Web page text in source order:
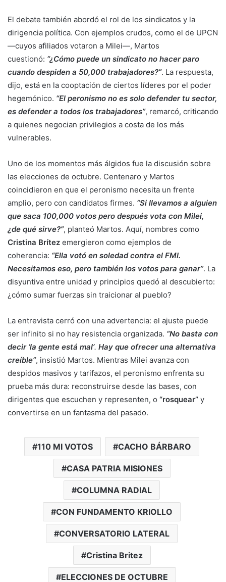
El debate también abordó el rol de los sindicatos y la
dirigencia política. Con ejemplos crudos, como el de UPCN
—cuyos afiliados votaron a Milei—, Martos
cuestionó: “¿Cómo puede un sindicato no hacer paro
cuando despiden a 50,000 trabajadores?”. La respuesta,
dijo, está en la cooptación de ciertos líderes por el poder
hegemónico. “El peronismo no es solo defender tu sector,
es defender a todos los trabajadores”, remarcó, criticando
a quienes negocian privilegios a costa de los más
vulnerables.
Uno de los momentos más álgidos fue la discusión sobre
las elecciones de octubre. Centenaro y Martos
coincidieron en que el peronismo necesita un frente
amplio, pero con candidatos firmes. “Si llevamos a alguien
que saca 100,000 votos pero después vota con Milei,
¿de qué sirve?”, planteó Martos. Aquí, nombres como
Cristina Brítez emergieron como ejemplos de
coherencia: “Ella votó en soledad contra el FMI.
Necesitamos eso, pero también los votos para ganar”. La
disyuntiva entre unidad y principios quedó al descubierto:
¿cómo sumar fuerzas sin traicionar al pueblo?
La entrevista cerró con una advertencia: el ajuste puede
ser infinito si no hay resistencia organizada. “No basta con
decir ‘la gente está mal’. Hay que ofrecer una alternativa
creíble”, insistió Martos. Mientras Milei avanza con
despidos masivos y tarifazos, el peronismo enfrenta su
prueba más dura: reconstruirse desde las bases, con
dirigentes que escuchen y representen, o “rosquear” y
convertirse en un fantasma del pasado.
110 MI VOTOS CACHO BÁRBARO
CASA PATRIA MISIONES
COLUMNA RADIAL
CON FUNDAMENTO KRIOLLO
CONVERSATORIO LATERAL
Cristina Britez
ELECCIONES DE OCTUBRE